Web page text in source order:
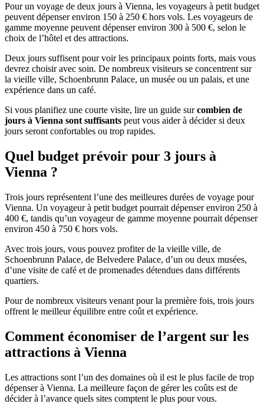
Pour un voyage de deux jours à Vienna, les voyageurs à petit budget
peuvent dépenser environ 150 à 250 € hors vols. Les voyageurs de
gamme moyenne peuvent dépenser environ 300 à 500 €, selon le
choix de l’hôtel et des attractions.
Deux jours suffisent pour voir les principaux points forts, mais vous
devrez choisir avec soin. De nombreux visiteurs se concentrent sur
la vieille ville, Schoenbrunn Palace, un musée ou un palais, et une
expérience dans un café.
Si vous planifiez une courte visite, lire un guide surcombien de
jours à Vienna sont suffisants peut vous aider à décider si deux
jours seront confortables ou trop rapides.
Quel budget prévoir pour 3 jours à
Vienna ?
Trois jours représentent l’une des meilleures durées de voyage pour
Vienna. Un voyageur à petit budget pourrait dépenser environ 250 à
400 €, tandis qu’un voyageur de gamme moyenne pourrait dépenser
environ 450 à 750 € hors vols.
Avec trois jours, vous pouvez profiter de la vieille ville, de
Schoenbrunn Palace, de Belvedere Palace, d’un ou deux musées,
d’une visite de café et de promenades détendues dans différents
quartiers.
Pour de nombreux visiteurs venant pour la première fois, trois jours
offrent le meilleur équilibre entre coût et expérience.
Comment économiser de l’argent sur les
attractions à Vienna
Les attractions sont l’un des domaines où il est le plus facile de trop
dépenser à Vienna. La meilleure façon de gérer les coûts est de
décider à l’avance quels sites comptent le plus pour vous.